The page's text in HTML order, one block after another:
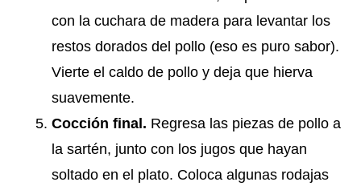
con la cuchara de madera para levantar los
restos dorados del pollo (eso es puro sabor).
Vierte el caldo de pollo y deja que hierva
suavemente.
Cocción final. Regresa las piezas de pollo a
la sartén, junto con los jugos que hayan
soltado en el plato. Coloca algunas rodajas